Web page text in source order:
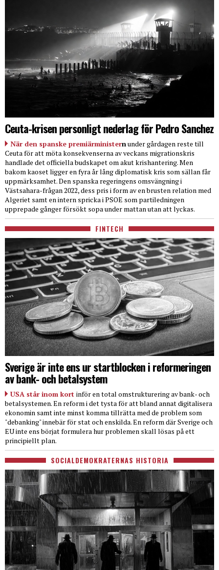
Ceuta-krisen personligt nederlag för Pedro Sanchez
När den spanske premiärministern under gårdagen reste till
Ceuta för att möta konsekvenserna av veckans migrationskris
handlade det officiella budskapet om akut krishantering. Men
bakom kaoset ligger en fyra år lång diplomatisk kris som sällan får
uppmärksamhet. Den spanska regeringens omsvängning i
Västsahara-frågan 2022, dess pris i form av en brusten relation med
Algeriet samt en intern spricka i PSOE som partiledningen
upprepade gånger försökt sopa under mattan utan att lyckas.
FINTECH
Sverige är inte ens ur startblocken i reformeringen
av bank- och betalsystem
USA står inom kort inför en total omstrukturering av bank- och
betalsystemen. En reform i det tysta för att bland annat digitalisera
ekonomin samt inte minst komma tillrätta med de problem som
"debanking" innebär för stat och enskilda. En reform där Sverige och
EU inte ens börjat formulera hur problemen skall lösas på ett
principiellt plan.
SOCIALDEMOKRATERNAS HISTORIA